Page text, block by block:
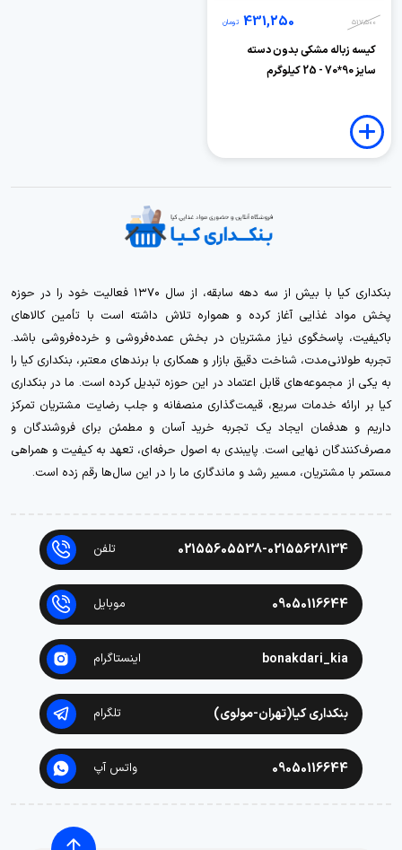
517,500
431,250 تومان
کیسه زباله مشکی بدون دسته
سایز 90*70 - 25 کیلوگرم
بنکداری کیا با بیش از سه دهه سابقه، از سال ۱۳۷۰ فعالیت خود را در حوزه
پخش مواد غذایی آغاز کرده و همواره تلاش داشته است با تأمین کالاهای
باکیفیت، پاسخگوی نیاز مشتریان در بخش عمده‌فروشی و خرده‌فروشی باشد.
تجربه طولانی‌مدت، شناخت دقیق بازار و همکاری با برندهای معتبر، بنکداری کیا را
به یکی از مجموعه‌های قابل اعتماد در این حوزه تبدیل کرده است. ما در بنکداری
کیا بر ارائه خدمات سریع، قیمت‌گذاری منصفانه و جلب رضایت مشتریان تمرکز
داریم و هدفمان ایجاد یک تجربه خرید آسان و مطمئن برای فروشندگان و
مصرف‌کنندگان نهایی است. پایبندی به اصول حرفه‌ای، تعهد به کیفیت و همراهی
مستمر با مشتریان، مسیر رشد و ماندگاری ما را در این سال‌ها رقم زده است.
02155605538-02155628134 تلفن
09050116644 موبایل
bonakdari_kia اینستاگرام
بنکداری کیا(تهران-مولوی) تلگرام
09050116644 واتس آپ